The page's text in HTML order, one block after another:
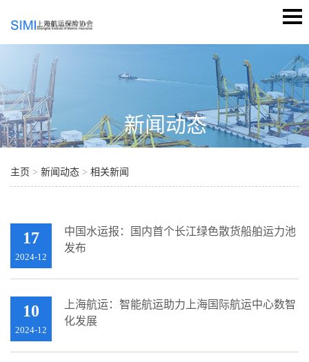
新闻动态
主页 > 新闻动态 > 相关新闻
17
2024-12
中国水运报：国内首个长江绿色散货船舶运力池
发布
10
2024-12
上海航运：智能航运助力上海国际航运中心数智
化发展